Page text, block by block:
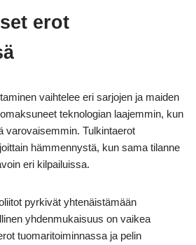
erot
vaihtelee eri sarjojen ja maiden
teknologian laajemmin, kun
varovaisemmin. Tulkintaerot
hämmennystä, kun sama tilanne
eri kilpailuissa.
pyrkivät yhtenäistämään
yhdenmukaisuus on vaikea
tuomaritoiminnassa ja pelin